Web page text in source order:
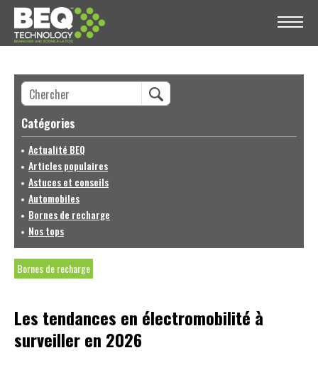
Catégories
Actualité BEQ
Articles populaires
Astuces et conseils
Automobiles
Bornes de recharge
Nos tops
Bornes de recharge
Les tendances en électromobilité à
surveiller en 2026